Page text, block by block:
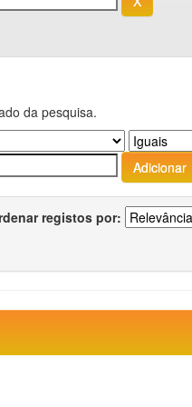
da pesquisa.
registos por: